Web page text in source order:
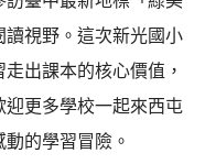
讀視野。這次新光國小
出課本的核心價值，
更多學校一起來西屯
的學習冒險。